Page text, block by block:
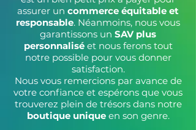
assurer un commerce équitable et
responsable. Néanmoins, nous vous
garantissons un SAV plus
personnaliséet nous ferons tout
notre possible pour vous donner
satisfaction.
Nous vous remercions par avance de
votre confiance et espérons que vous
trouverez plein de trésors dans notre
boutique uniqueen son genre.